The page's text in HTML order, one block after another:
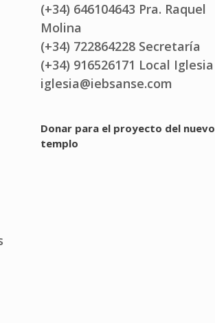
(+34) 646104643 Pra. Raquel
Molina
(+34) 722864228 Secretaría
(+34) 916526171 Local Iglesia
iglesia@iebsanse.com
Donar para el proyecto del nuevo
templo